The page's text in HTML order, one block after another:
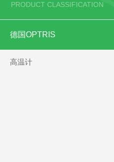
PRODUCT CLASSIFICATION
德国OPTRIS
高温计